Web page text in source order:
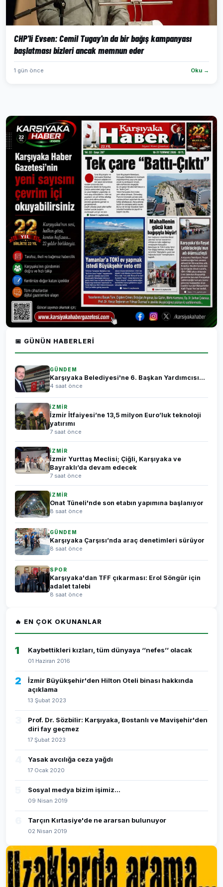
CHP'li Evsen: Cemil Tugay'ın da bir bağış kampanyası
başlatması bizleri ancak memnun eder
1 gün önce Oku →
📅 GÜNÜN HABERLERI
GÜNDEM
Karşıyaka Belediyesi'ne 6. Başkan Yardımcısı...
4 saat önce
İZMİR
İzmir İtfaiyesi’ne 13,5 milyon Euro’luk teknoloji
yatırımı
7 saat önce
İZMİR
İzmir Yurttaş Meclisi; Çiğli, Karşıyaka ve
Bayraklı’da devam edecek
7 saat önce
İZMİR
Onat Tüneli'nde son etabın yapımına başlanıyor
8 saat önce
GÜNDEM
Karşıyaka Çarşısı’nda araç denetimleri sürüyor
8 saat önce
SPOR
Karşıyaka'dan TFF çıkarması: Erol Söngür için
adalet talebi
8 saat önce
🔥 EN ÇOK OKUNANLAR
1 Kaybettikleri kızları, tüm dünyaya ‘’nefes’’ olacak
01 Haziran 2016
2
İzmir Büyükşehir'den Hilton Oteli binası hakkında
açıklama
13 Şubat 2023
Prof. Dr. Sözbilir: Karşıyaka, Bostanlı ve Mavişehir'den
diri fay geçmez
17 Şubat 2023
Yasak avcılığa ceza yağdı
17 Ocak 2020
Sosyal medya bizim işimiz...
09 Nisan 2019
Tarçın Kırtasiye'de ne ararsan bulunuyor
02 Nisan 2019